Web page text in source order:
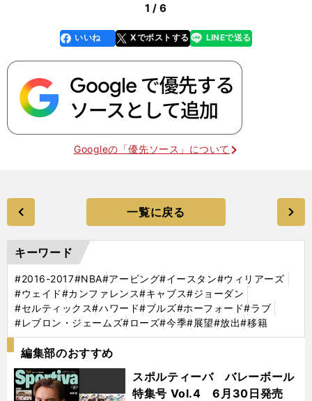
1 / 6
faceboo
k
いいね Xでポストする
line LINEで送る
Googleの「優先ソース」について
一覧に戻る
キーワード
#2016-2017#NBA#アービング#イースタン#ウィリアーズ
#ウェイド#カンファレンス#キャブス#ジョーダン
#セルティックス#ハワード#ブルズ#ホーフォード#ラブ
#レブロン・ジェームズ#ローズ#今季#展望#放出#移籍
編集部のおすすめ
スポルティーバ バレーボール
特集号 Vol.4 6月30日発売